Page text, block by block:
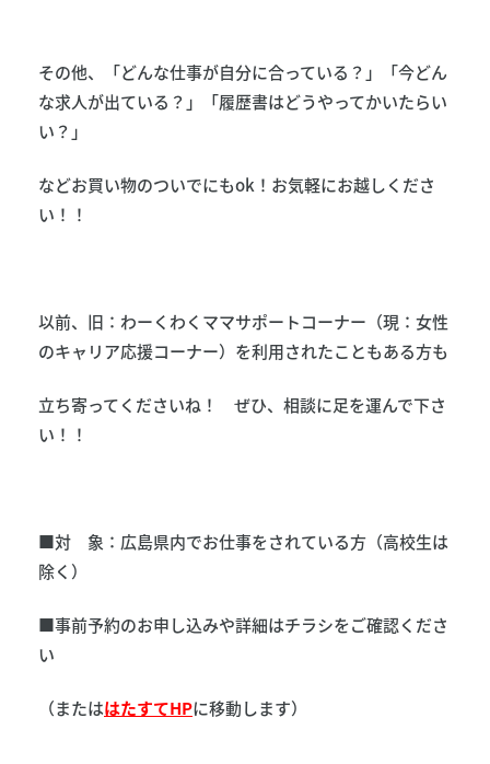
その他、「どんな仕事が自分に合っている？」「今どん
な求人が出ている？」「履歴書はどうやってかいたらい
い？」
などお買い物のついでにもok！お気軽にお越しくださ
い！！
以前、旧：わーくわくママサポートコーナー（現：女性
のキャリア応援コーナー）を利用されたこともある方も
立ち寄ってくださいね！ ぜひ、相談に足を運んで下さ
い！！
■対 象：広島県内でお仕事をされている方（高校生は
除く）
■事前予約のお申し込みや詳細はチラシをご確認くださ
い
（またははたすてHPに移動します）